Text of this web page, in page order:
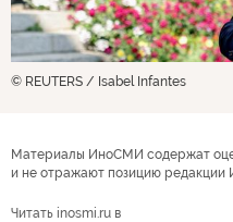
© REUTERS / Isabel Infantes
Материалы ИноСМИ содержат
и не отражают позицию
Читать inosmi.ru в